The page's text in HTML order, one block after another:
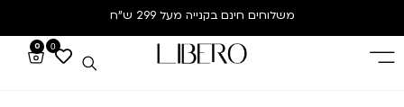
משלוחים חינם בקנייה מעל 299 ש”ח
0
0